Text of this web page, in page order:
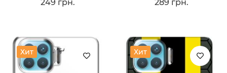
249 грн. 289 грн.
Хит Хит